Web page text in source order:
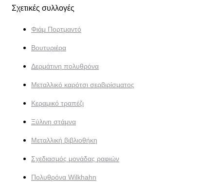
Σχετικές συλλογές
Φιάμ Πορτμαντό
Βουτυριέρα
Δερμάτινη πολυθρόνα
Μεταλλικό καρότσι σερβιρίσματος
Κεραμικό τραπέζι
Ξύλινη στάμνα
Μεταλλική βιβλιοθήκη
Σχεδιασμός μονάδας ραφιών
Πολυθρόνα Wilkhahn